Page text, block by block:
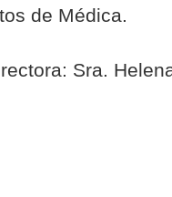
de Médica.
Sra.